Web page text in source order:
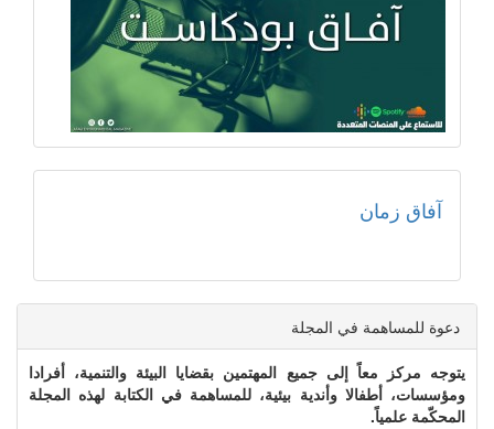
آفاق زمان
دعوة للمساهمة في المجلة
يتوجه مركز معاً إلى جميع المهتمين بقضايا البيئة والتنمية، أفرادا
ومؤسسات، أطفالا وأندية بيئية، للمساهمة في الكتابة لهذه المجلة
المحكّمة علمياً.